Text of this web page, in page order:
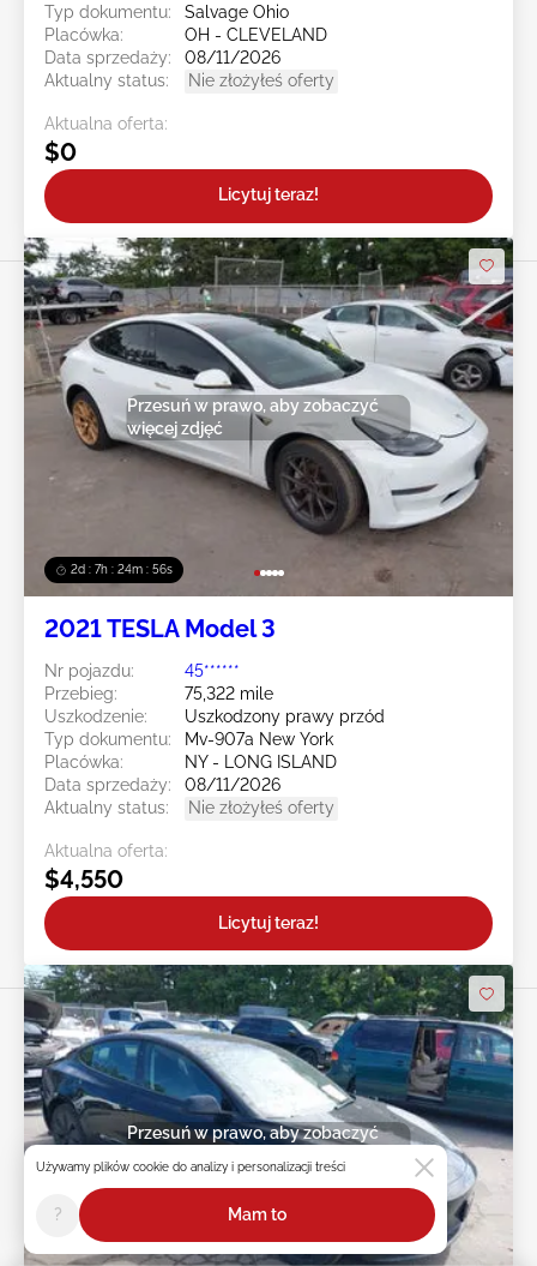
Typ dokumentu:
Salvage Ohio
Placówka:
OH - CLEVELAND
Data sprzedaży:
08/11/2026
Aktualny status:
Nie złożyłeś oferty
Aktualna oferta:
$0
Licytuj teraz!
2d : 7h : 24m : 54s
Przesuń w prawo, aby zobaczyć
więcej zdjęć
2021 TESLA Model 3
Nr pojazdu:
45******
Przebieg:
75,322 mile
Uszkodzenie:
Uszkodzony prawy przód
Typ dokumentu:
Mv-907a New York
Placówka:
NY - LONG ISLAND
Data sprzedaży:
08/11/2026
Aktualny status:
Nie złożyłeś oferty
Aktualna oferta:
$4,550
Licytuj teraz!
Przesuń w prawo, aby zobaczyć
Używamy plików cookie do analizy i personalizacji treści
? Mam to